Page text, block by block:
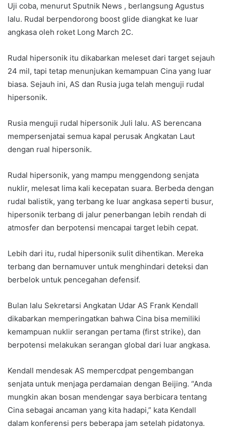
Uji coba, menurut Sputnik News , berlangsung Agustus
lalu. Rudal berpendorong boost glide diangkat ke luar
angkasa oleh roket Long March 2C.
Rudal hipersonik itu dikabarkan meleset dari target sejauh
24 mil, tapi tetap menunjukan kemampuan Cina yang luar
biasa. Sejauh ini, AS dan Rusia juga telah menguji rudal
hipersonik.
Rusia menguji rudal hipersonik Juli lalu. AS berencana
mempersenjatai semua kapal perusak Angkatan Laut
dengan rual hipersonik.
Rudal hipersonik, yang mampu menggendong senjata
nuklir, melesat lima kali kecepatan suara. Berbeda dengan
rudal balistik, yang terbang ke luar angkasa seperti busur,
hipersonik terbang di jalur penerbangan lebih rendah di
atmosfer dan berpotensi mencapai target lebih cepat.
Lebih dari itu, rudal hipersonik sulit dihentikan. Mereka
terbang dan bernamuver untuk menghindari deteksi dan
berbelok untuk pencegahan defensif.
Bulan lalu Sekretarsi Angkatan Udar AS Frank Kendall
dikabarkan memperingatkan bahwa Cina bisa memiliki
kemampuan nuklir serangan pertama (first strike), dan
berpotensi melakukan serangan global dari luar angkasa.
Kendall mendesak AS mempercdpat pengembangan
senjata untuk menjaga perdamaian dengan Beijing. “Anda
mungkin akan bosan mendengar saya berbicara tentang
Cina sebagai ancaman yang kita hadapi,” kata Kendall
dalam konferensi pers beberapa jam setelah pidatonya.